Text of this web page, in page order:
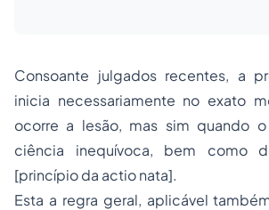
Consoante julgados recentes, a
inicia necessariamente no exato
ocorre a lesão, mas sim quando
ciência inequívoca, bem como
[princípio da actio nata].
Esta a regra geral, aplicável